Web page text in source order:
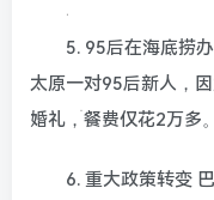
5. 95后在海底捞
太原一对95后新人，
婚礼，餐费仅花2万多。
6. 重大政策转变